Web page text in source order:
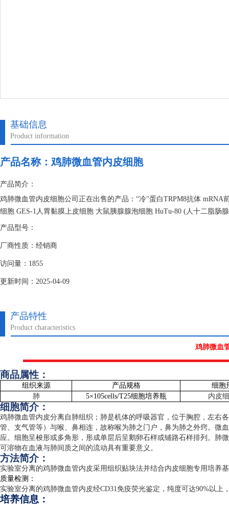
基础信息
Product information
产品名称： 鸡肺微血管内皮细胞
产品简介：
鸡肺微血管内皮细胞公司正在出售的产品：“冷"蛋白TRPM8抗体
细胞 GES-1人胃黏膜上皮细胞 大鼠胰腺腺泡细胞 HuTu-80 (人十二脂肠
产品型号：
厂商性质：经销商
访问量：1855
更新时间：2025-04-09
产品特性
Product characteristics
鸡肺微血
商品属性：
组织来源 产品规格
细胞
肺
5×105cells/T25细胞培养瓶 内皮
细胞简介：
鸡肺微血管内皮分离自肺组织；肺是机体的呼吸器官，位于胸腔，左右
管、支气管等）与喉、鼻相连，故称喉为肺之门户，鼻为肺之外窍。微
应。细胞呈梭形或多角形，形成单层后呈鹅卵石样或铺路石样排列。肺
可溶物在血液与肺间质之间的流动具有重要意义。
方法简介：
实验室分离的鸡肺微血管内皮采用组织贴块法并结合内皮细胞专用培养
质量检测：
实验室分离的鸡肺微血管内皮经CD31免疫荧光鉴定，纯度可达90%以上
培养信息：